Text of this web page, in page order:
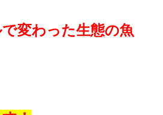
変わった生態の魚